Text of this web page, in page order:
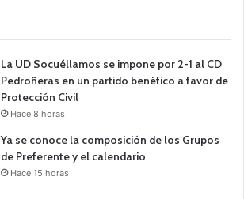
La UD Socuéllamos se impone por 2-1 al CD
Pedroñeras en un partido benéfico a favor de
Protección Civil
Hace 8 horas
Ya se conoce la composición de los Grupos
de Preferente y el calendario
Hace 15 horas